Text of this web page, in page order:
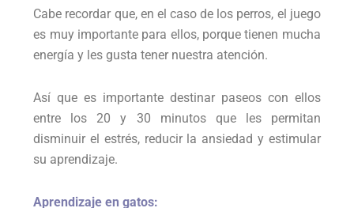
Cabe recordar que, en el caso de los perros, el juego
es muy importante para ellos, porque tienen mucha
energía y les gusta tener nuestra atención.
Así que es importante destinar paseos con ellos
entre los 20 y 30 minutos que les permitan
disminuir el estrés, reducir la ansiedad y estimular
su aprendizaje.
Aprendizaje en gatos: